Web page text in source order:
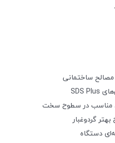
ساختمانی
مناسب در سطوح سخت
گردوغبار
دستگاه